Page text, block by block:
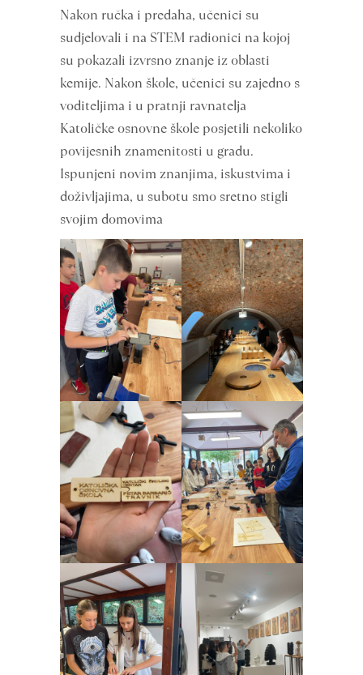
Nakon ručka i predaha, učenici su
sudjelovali i na STEM radionici na kojoj
su pokazali izvrsno znanje iz oblasti
kemije. Nakon škole, učenici su zajedno s
voditeljima i u pratnji ravnatelja
Katoličke osnovne škole posjetili nekoliko
povijesnih znamenitosti u gradu.
Ispunjeni novim znanjima, iskustvima i
doživljajima, u subotu smo sretno stigli
svojim domovima